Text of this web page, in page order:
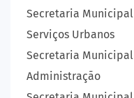
Secretaria Municipal
Serviços Urbanos
Secretaria
Administração